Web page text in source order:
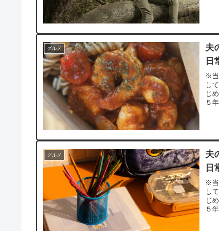
グルメ
夫
日
※当
し
じ
５
グルメ
夫
日
※当
し
じ
５